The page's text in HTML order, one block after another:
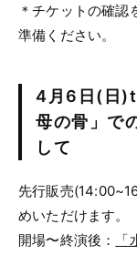
＊チケットの確
準備ください。
4月6日(日
母の骨」で
して
先行販売
めいただけます。
開場〜終演後：